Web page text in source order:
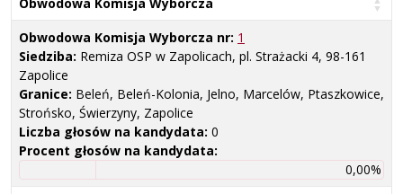
Obwodowa Komisja Wyborcza nr: 1
Siedziba: Remiza OSP w Zapolicach, pl. Strażacki 4, 98-161
Zapolice
Granice: Beleń, Beleń-Kolonia, Jelno, Marcelów, Ptaszkowice,
Strońsko, Świerzyny, Zapolice
Liczba głosów na kandydata: 0
Procent głosów na kandydata:
0,00%